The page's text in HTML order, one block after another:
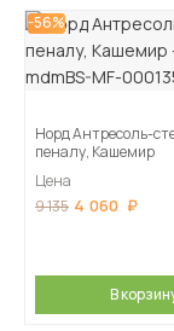
-56%
Норд Антресоль-
пеналу, Кашемир
Цена
9 135 4 060
В